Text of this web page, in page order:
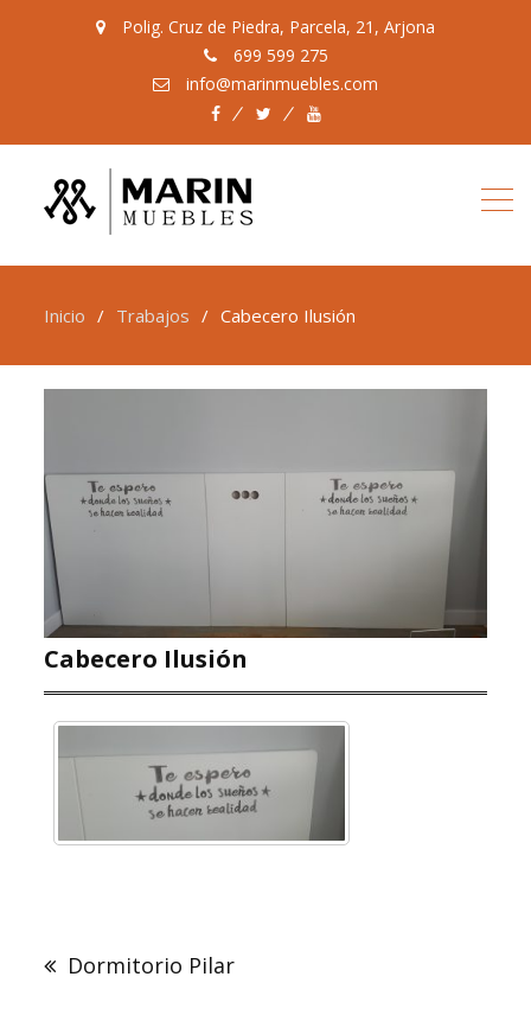
Polig. Cruz de Piedra, Parcela, 21, Arjona
699 599 275
info@marinmuebles.com
TwitterYoutube
Inicio Trabajos Cabecero Ilusión
Cabecero Ilusión
de
entradas
Dormitorio Pilar